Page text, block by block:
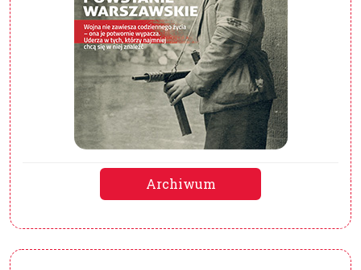
Archiwum